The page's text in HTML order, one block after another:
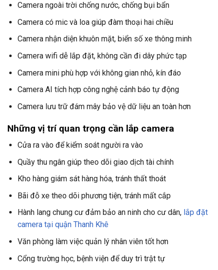
Camera ngoài trời chống nước, chống bụi bẩn
Camera có mic và loa giúp đàm thoại hai chiều
Camera nhận diện khuôn mặt, biển số xe thông minh
Camera wifi dễ lắp đặt, không cần đi dây phức tạp
Camera mini phù hợp với không gian nhỏ, kín đáo
Camera AI tích hợp công nghệ cảnh báo tự động
Camera lưu trữ đám mây bảo vệ dữ liệu an toàn hơn
Những vị trí quan trọng cần lắp camera
Cửa ra vào để kiểm soát người ra vào
Quầy thu ngân giúp theo dõi giao dịch tài chính
Kho hàng giám sát hàng hóa, tránh thất thoát
Bãi đỗ xe theo dõi phương tiện, tránh mất cắp
Hành lang chung cư đảm bảo an ninh cho cư dân, lắp đặt
camera tại quận Thanh Khê
Văn phòng làm việc quản lý nhân viên tốt hơn
Cổng trường học, bệnh viện để duy trì trật tự